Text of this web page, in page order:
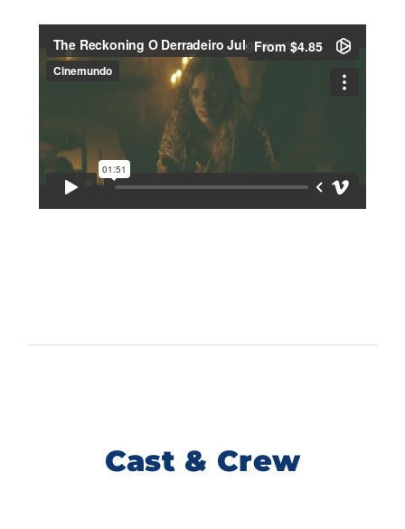
Cast & Crew